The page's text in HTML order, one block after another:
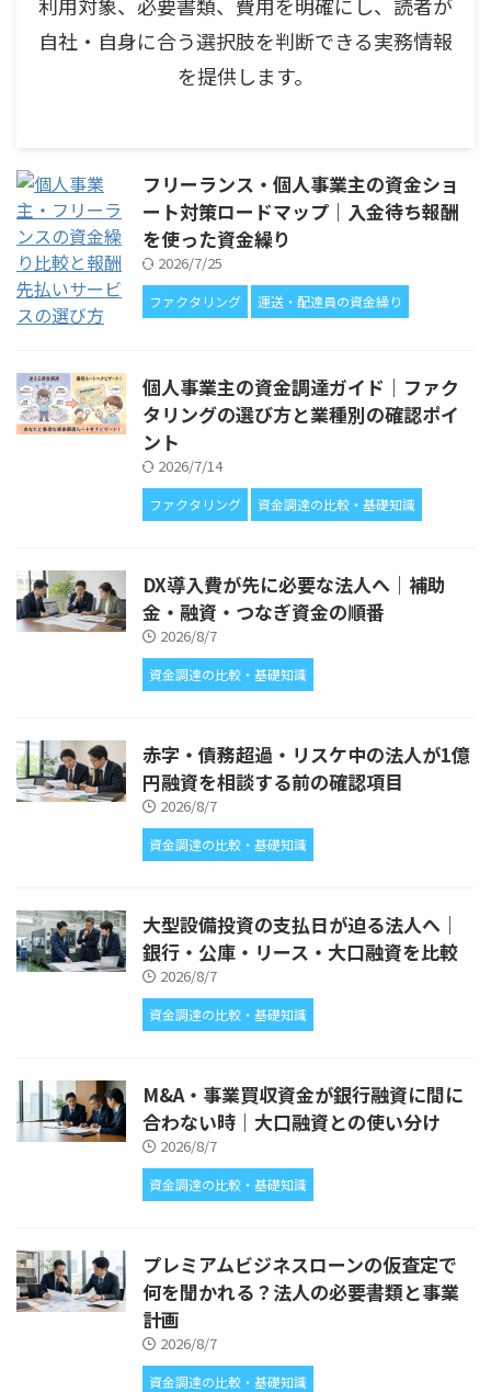
自社・自身に合う選択肢を判断できる実務情報
を提供します。
フリーランス・個人事業主の資金ショ
ート対策ロードマップ｜入金待ち報酬
を使った資金繰り
2026/7/25
ファクタリング 運送・配達員の資金繰り
個人事業主の資金調達ガイド｜ファク
タリングの選び方と業種別の確認ポイ
ント
2026/7/14
ファクタリング 資金調達の比較・基礎知識
DX導入費が先に必要な法人へ｜補助
金・融資・つなぎ資金の順番
2026/8/7
資金調達の比較・基礎知識
赤字・債務超過・リスケ中の法人が1億
円融資を相談する前の確認項目
2026/8/7
資金調達の比較・基礎知識
大型設備投資の支払日が迫る法人へ｜
銀行・公庫・リース・大口融資を比較
2026/8/7
資金調達の比較・基礎知識
M&A・事業買収資金が銀行融資に間に
合わない時｜大口融資との使い分け
2026/8/7
資金調達の比較・基礎知識
プレミアムビジネスローンの仮査定で
何を聞かれる？法人の必要書類と事業
計画
2026/8/7
資金調達の比較・基礎知識